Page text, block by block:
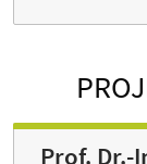
Prof. Dr.-